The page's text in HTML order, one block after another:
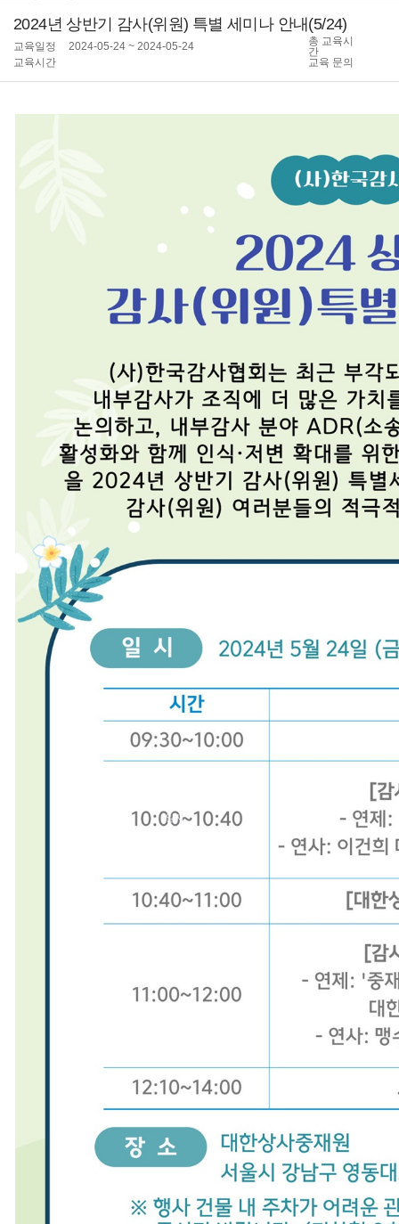
2024년 상반기 감사(위원) 특별 세미나 안내(5/24)
교육일정 2024-05-24 ~ 2024-05-24
총 교육시
간
교육시간
교육 문의